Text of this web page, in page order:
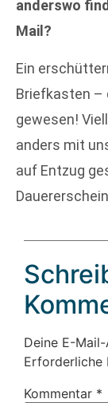
anderswo
Mail?
Ein
Briefkasten –
gewesen!
anders mit
auf Entzug
Deine E-
Erforderliche
Kommentar *